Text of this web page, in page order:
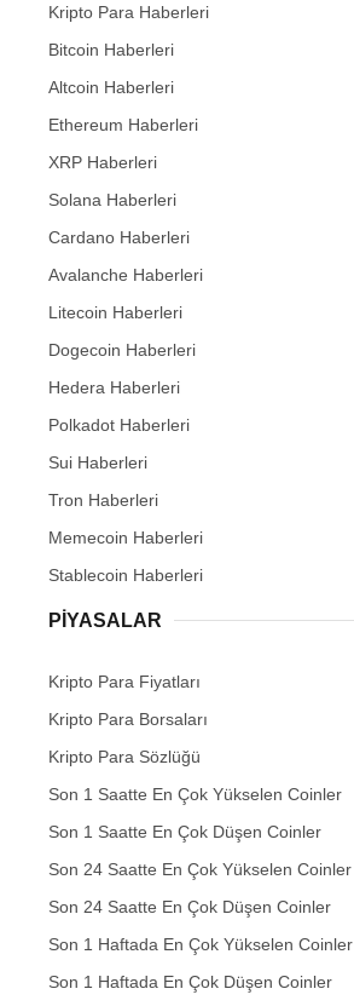
Kripto Para Haberleri
Bitcoin Haberleri
Altcoin Haberleri
Ethereum Haberleri
XRP Haberleri
Solana Haberleri
Cardano Haberleri
Avalanche Haberleri
Litecoin Haberleri
Dogecoin Haberleri
Hedera Haberleri
Polkadot Haberleri
Sui Haberleri
Tron Haberleri
Memecoin Haberleri
Stablecoin Haberleri
PIYASALAR
Kripto Para Fiyatları
Kripto Para Borsaları
Kripto Para Sözlüğü
Son 1 Saatte En Çok Yükselen Coinler
Son 1 Saatte En Çok Düşen Coinler
Son 24 Saatte En Çok Yükselen Coinler
Son 24 Saatte En Çok Düşen Coinler
Son 1 Haftada En Çok Yükselen Coinler
Son 1 Haftada En Çok Düşen Coinler